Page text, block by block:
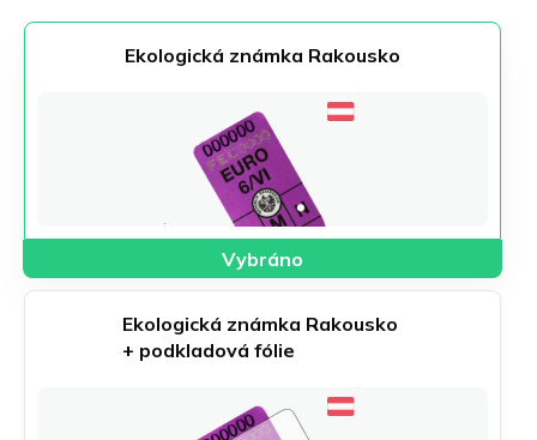
Ekologická známka Rakousko
Ekologická známka Rakousko
+ podkladová fólie